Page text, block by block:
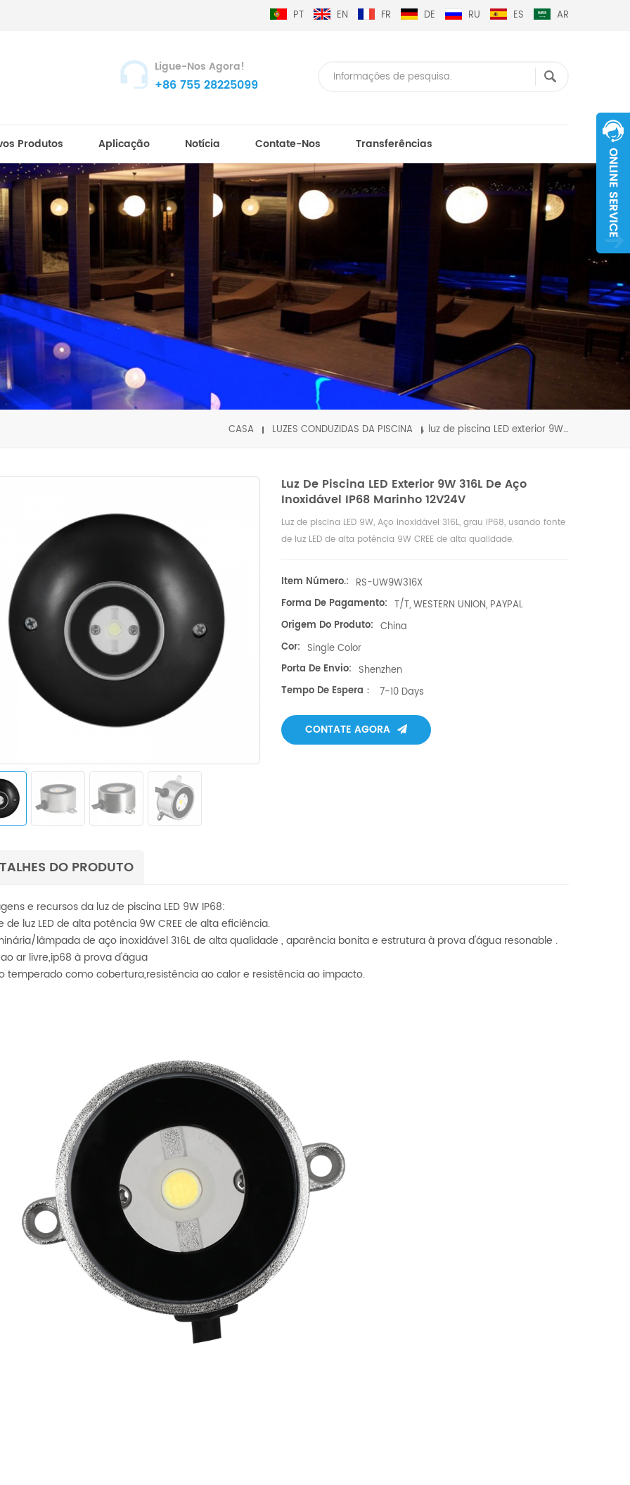
PT EN FR DE RU ES AR
Ligue-Nos Agora!
+86 755 28225099
Produtos Aplicação Notícia Contate-Nos Transferências
CASA LUZES CONDUZIDAS DA PISCINA luz de piscina LED exterior 9W 316L de aço inoxidável IP68 marinho 12V24V
Luz De Piscina LED Exterior 9W 316L De Aço
Inoxidável IP68 Marinho 12V24V
Luz de piscina LED 9W, Aço inoxidável 316L, grau IP68, usando fonte
de luz LED de alta potência 9W CREE de alta qualidade.
Item Número.: RS-UW9W316X
Forma De Pagamento: T/T, WESTERN UNION, PAYPAL
Origem Do Produto: China
Cor: Single Color
Porta De Envio: Shenzhen
Tempo De Espera：
7-10 Days
CONTATE AGORA
DO PRODUTO
e recursos da luz de piscina LED 9W IP68:
de luz LED de alta potência 9W CREE de alta eficiência.
lâmpada de aço inoxidável 316L de alta qualidade , aparência bonita e estrutura à prova d'água resonable .
ar livre,ip68 à prova d'água
temperado como cobertura,resistência ao calor e resistência ao impacto.